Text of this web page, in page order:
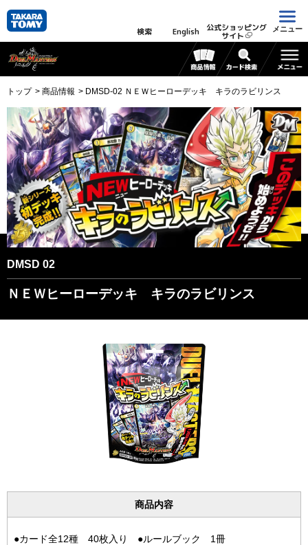
検索 English 公式ショッピング
サイト
メニュー
トップ 商品情報 DMSD-02 ＮＥＷヒーローデッキ キラのラビリンス
DMSD 02
ＮＥＷヒーローデッキ キラのラビリンス
商品内容
●カード全12種 40枚入り ●ルールブック 1冊